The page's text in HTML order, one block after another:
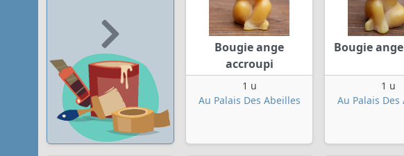
Bougie ange
accroupi
1 u
Au Palais Des Abeilles
Bougie
1 u
Au Palais Des